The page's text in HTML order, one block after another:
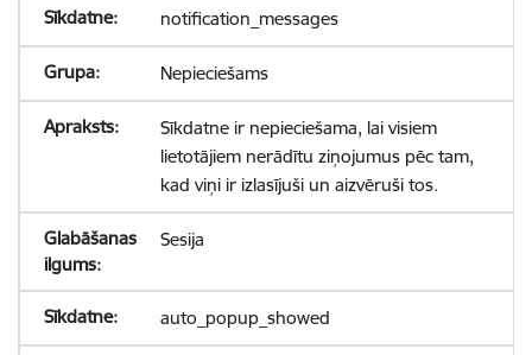
notification_messages
Nepieciešams
Sīkdatne ir nepieciešama, lai visiem
lietotājiem nerādītu ziņojumus pēc tam,
kad viņi ir izlasījuši un aizvēruši tos.
Sesija
auto_popup_showed